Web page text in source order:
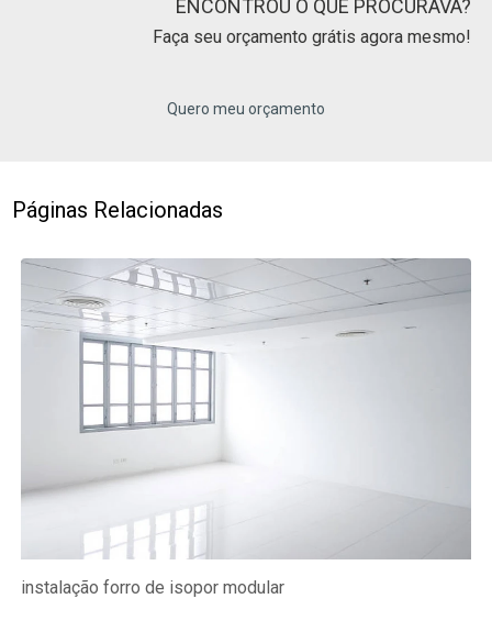
ENCONTROU O QUE PROCURAVA?
Faça seu orçamento grátis agora mesmo!
Quero meu orçamento
Páginas Relacionadas
instalação forro de isopor modular